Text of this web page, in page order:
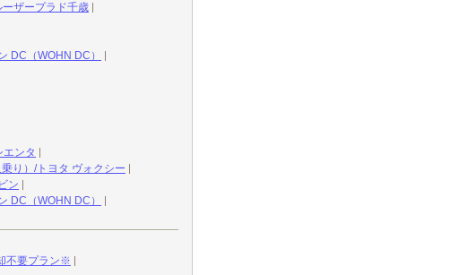
ザープラド千歳
DC（WOHN DC）
ンタ
り）/トヨタ ヴォクシー
ン
DC（WOHN DC）
不要プラン※